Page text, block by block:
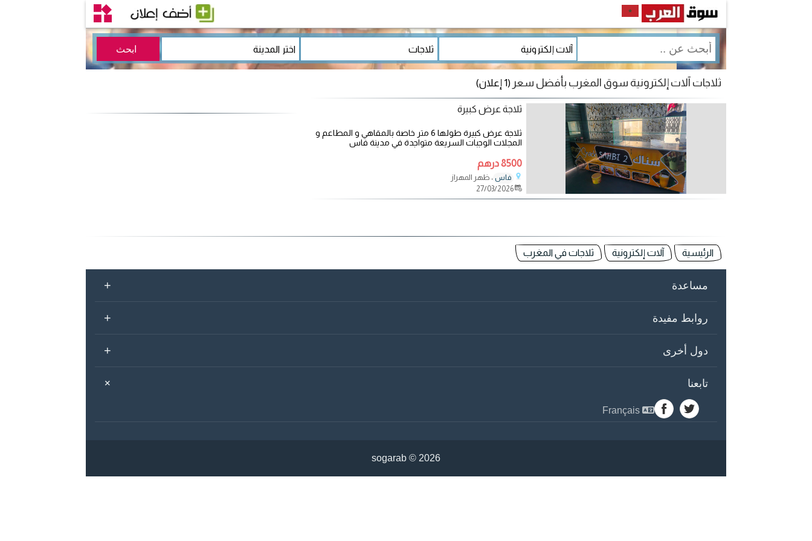
ثلاجات آلات إلكترونية سوق المغرب بأفضل سعر (1 إعلان)
ثلاجة عرض كبيرة
ثلاجة عرض كبيرة طولها 6 متر خاصة بالمقاهي و المطاعم و
المجلات الوجبات السريعة متواجدة في مدينة فاس
8500 درهم
فاس ، ظهر المهراز
27/03/2026
الرئيسية آلات إلكترونية ثلاجات في المغرب
مساعدة +
روابط مفيدة +
دول أخرى +
تابعنا +
sogarab © 2026